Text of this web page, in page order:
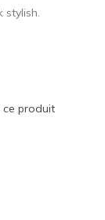
stylish.
ce produit